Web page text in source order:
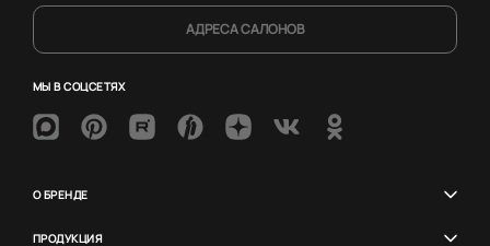
АДРЕСА САЛОНОВ
МЫ В СОЦСЕТЯХ
О БРЕНДЕ
ПРОДУКЦИЯ